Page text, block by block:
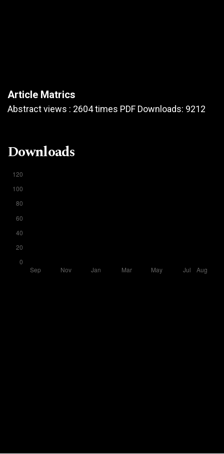
Article Matrics
Abstract views : 2604 times PDF Downloads: 9212
Downloads